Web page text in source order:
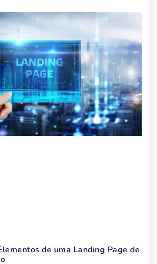
de uma Landing Page de